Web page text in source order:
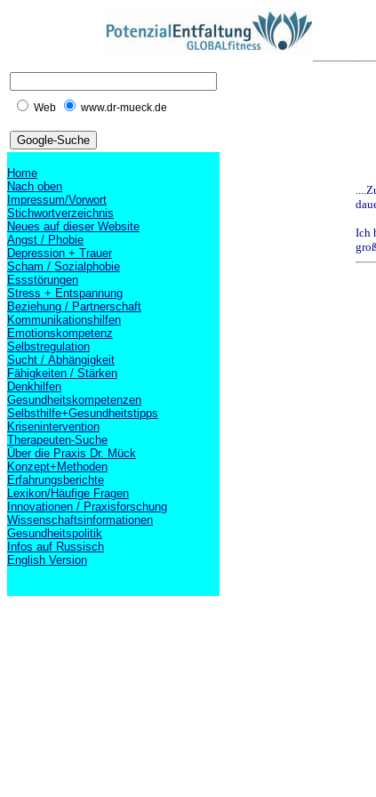
Web www.dr-mueck.de
Home
Nach oben
Impressum/Vorwort
Stichwortverzeichnis
Neues auf dieser Website
Angst / Phobie
Depression + Trauer
Scham / Sozialphobie
Essstörungen
Stress + Entspannung
Beziehung / Partnerschaft
Kommunikationshilfen
Emotionskompetenz
Selbstregulation
Sucht / Abhängigkeit
Fähigkeiten / Stärken
Denkhilfen
Gesundheitskompetenzen
Selbsthilfe+Gesundheitstipps
Krisenintervention
Therapeuten-Suche
Über die Praxis Dr. Mück
Konzept+Methoden
Erfahrungsberichte
Lexikon/Häufige Fragen
Innovationen / Praxisforschung
Wissenschaftsinformationen
Gesundheitspolitik
Infos auf Russisch
English Version
Ich